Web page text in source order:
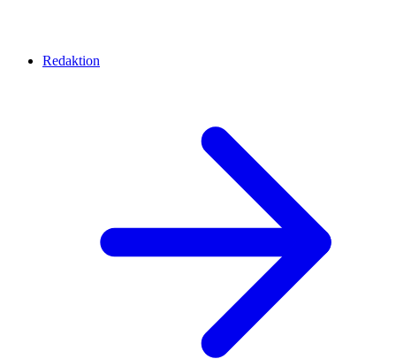
Redaktion